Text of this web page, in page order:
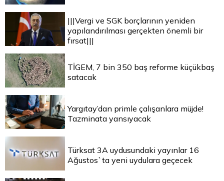
|||Vergi ve SGK borçlarının yeniden
yapılandırılması gerçekten önemli bir
fırsat|||
TİGEM, 7 bin 350 baş reforme küçükbaş
satacak
Yargıtay’dan primle çalışanlara müjde!
Tazminata yansıyacak
Türksat 3A uydusundaki yayınlar 16
Ağustos`ta yeni uydulara geçecek